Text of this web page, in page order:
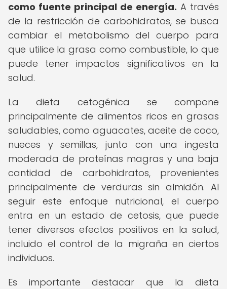
como fuente principal de energía. A través
de la restricción de carbohidratos, se busca
cambiar el metabolismo del cuerpo para
que utilice la grasa como combustible, lo que
puede tener impactos significativos en la
salud.
La dieta cetogénica se compone
principalmente de alimentos ricos en grasas
saludables, como aguacates, aceite de coco,
nueces y semillas, junto con una ingesta
moderada de proteínas magras y una baja
cantidad de carbohidratos, provenientes
principalmente de verduras sin almidón. Al
seguir este enfoque nutricional, el cuerpo
entra en un estado de cetosis, que puede
tener diversos efectos positivos en la salud,
incluido el control de la migraña en ciertos
individuos.
Es importante destacar que la dieta